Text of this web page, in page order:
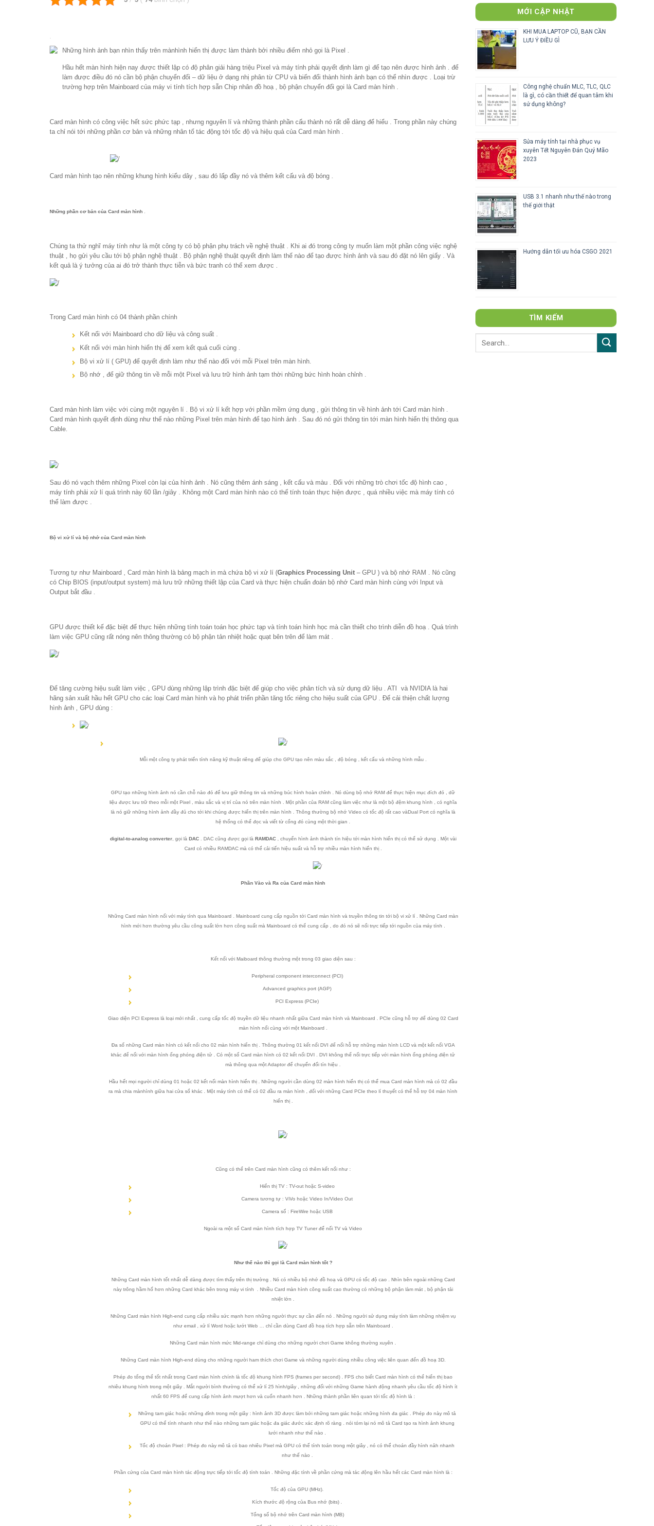
.
Những hình ảnh bạn nhìn thấy trên mànhình hiển thị được làm thành bởi nhiều điểm nhỏ gọi là Pixel .
Hầu hết màn hình hiện nay được thiết lập có độ phân giải hàng triệu Pixel và máy tính phải quyết định làm gì để tạo nên được hình ảnh . để
làm được điều đó nó cần bộ phận chuyển đổi – dữ liệu ở dạng nhị phân từ CPU và biến đổi thành hình ảnh bạn có thể nhìn được . Loại trừ
trường hợp trên Mainboard của máy vi tính tích hợp sẵn Chip nhân đồ hoạ , bộ phận chuyển đổi gọi là Card màn hình .
Card màn hình có công việc hết sức phức tạp , nhưng nguyên lí và những thành phần cấu thành nó rất dễ dàng để hiểu . Trong phần này chúng
ta chỉ nói tới những phần cơ bản và những nhân tố tác động tới tốc độ và hiệu quả của Card màn hình .
Card màn hình tạo nên những khung hình kiểu dây , sau đó lấp đầy nó và thêm kết cấu và độ bóng .
Những phần cơ bản của Card màn hình
Chúng ta thử nghĩ máy tính như là một công ty có bộ phận phụ trách về nghệ thuật . Khi ai đó trong công ty muốn làm một phần công việc nghệ
thuật , họ gửi yêu cầu tới bộ phận nghệ thuật . Bộ phận nghệ thuật quyết định làm thế nào để tạo được hình ảnh và sau đó đặt nó lên giấy . Và
kết quả là ý tưởng của ai đó trở thành thực tiễn và bức tranh có thể xem được .
Trong Card màn hình có 04 thành phần chính
Kết nối với Mainboard cho dữ liệu và công suất .
Kết nối với màn hình hiển thị để xem kết quả cuối cùng .
Bộ vi xử lí ( GPU) để quyết định làm như thế nào đối với mỗi Pixel trên màn hình.
Bộ nhớ , để giữ thông tin về mỗi một Pixel và lưu trữ hình ảnh tạm thời những bức hình hoàn chỉnh .
Card màn hình làm việc với cùng một nguyên lí . Bộ vi xử lí kết hợp với phần mềm ứng dụng , gửi thông tin về hình ảnh tới Card màn hình .
Card màn hình quyết định dùng như thế nào những Pixel trên màn hình để tạo hình ảnh . Sau đó nó gửi thông tin tới màn hình hiển thị thông qua
Cable.
Sau đó nó vạch thêm những Pixel còn lại của hình ảnh . Nó cũng thêm ánh sáng , kết cấu và màu . Đối với những trò chơi tốc độ hình cao ,
máy tính phải xử lí quá trình này 60 lần /giây . Không một Card màn hình nào có thể tính toán thực hiện được , quá nhiều việc mà máy tính có
thể làm được .
Bộ vi xử lí và bộ nhớ của Card màn hình
Tương tự như Mainboard , Card màn hình là bảng mạch in mà chứa bộ vi xử lí (Graphics Processing Unit – GPU ) và bộ nhớ RAM . Nó cũng
có Chip BIOS (input/output system) mà lưu trữ những thiết lập của Card và thực hiện chuẩn đoán bộ nhớ Card màn hình cùng với Input và
Output bắt đầu .
GPU được thiết kế đặc biệt để thực hiện những tính toán toán học phức tạp và tính toán hình học mà cần thiết cho trình diễn đồ hoạ . Quá trình
làm việc GPU cũng rất nóng nên thông thường có bộ phận tản nhiệt hoặc quạt bên trên để làm mát .
Để tăng cường hiệu suất làm việc , GPU dùng những lập trình đặc biệt để giúp cho việc phân tích và sử dụng dữ liệu . ATI và NVIDIA là hai
hãng sản xuất hầu hết GPU cho các loại Card màn hình và họ phát triển phần tăng tốc riêng cho hiệu suất của GPU . Để cải thiện chất lượng
hình ảnh , GPU dùng :
Mỗi một công ty phát triển tính năng kỹ thuật riêng để giúp cho GPU tạo nên màu sắc , độ bóng , kết cấu và những hình mẫu .
GPU tạo những hình ảnh nó cần chỗ nào đó để lưu giữ thông tin và những búc hình hoàn chỉnh . Nó dùng bộ nhớ RAM để thực hiện mục đích đó , dữ
liệu được lưu trữ theo mỗi một Pixel , màu sắc và vị trí của nó trên màn hình . Một phần của RAM cũng làm việc như là một bộ đệm khung hình , có nghĩa
là nó giữ những hình ảnh đầy đủ cho tới khi chúng được hiển thị trên màn hình . Thông thường bộ nhớ Video có tốc độ rất cao vàDual Portcó nghĩa là
hệ thống có thể đọc và viết từ cổng đó cùng một thời gian .
digital-to-analog converter, gọi là DAC. DAC cũng được gọi là RAMDAC, chuyển hình ảnh thành tín hiệu tới màn hình hiển thị có thể sử dụng . Một vài
Card có nhiều RAMDAC mà có thể cải tiến hiệu suất và hỗ trợ nhiều màn hình hiển thị .
Phần Vào và Ra của Card màn hình
Những Card màn hình nối với máy tính qua Mainboard . Mainboard cung cấp nguồn tới Card màn hình và truyền thông tin tới bộ vi xử lí . Những Card màn
hình mới hơn thường yêu cầu công suất lớn hơn công suất mà Mainboard có thể cung cấp , do đó nó sẽ nối trực tiếp tới nguồn của máy tính .
Kết nối với Maiboard thông thường một trong 03 giao diện sau :
Peripheral component interconnect (PCI)
Advanced graphics port (AGP)
PCI Express (PCIe)
Giao diện PCI Express là loại mới nhất , cung cấp tốc độ truyền dữ liệu nhanh nhất giữa Card màn hình và Mainboard . PCIe cũng hỗ trợ để dùng 02 Card
màn hình nối cùng với một Mainboard .
Đa số những Card màn hình có kết nối cho 02 màn hình hiển thị . Thông thường 01 kết nối DVI để nối hỗ trợ những màn hình LCD và một kết nối VGA
khác để nối với màn hình ống phóng điện tử . Có một số Card màn hình có 02 kết nối DVI . DVI không thể nối trực tiếp với màn hình ống phóng điện tử
mà thông qua một Adaptor để chuyển đổi tín hiệu .
Hầu hết mọi người chỉ dùng 01 hoặc 02 kết nối màn hình hiển thị . Những người cần dùng 02 màn hình hiển thị có thể mua Card màn hình mà có 02 đầu
ra mà chia mànhình giữa hai cửa sổ khác . Một máy tính có thể có 02 đầu ra màn hình , đối với những Card PCIe theo lí thuyết có thể hỗ trợ 04 màn hình
hiển thị .
Cũng có thể trên Card màn hình cũng có thêm kết nối như :
Hiển thị TV : TV-out hoặc S-video
Camera tương tự : ViVo hoặc Video In/Video Out
Camera số : FireWire hoặc USB
Ngoài ra một số Card màn hình tích hợp TV Tuner để nối TV và Video
Như thế nào thì gọi là Card màn hình tốt ?
Những Card màn hình tốt nhất dễ dàng được tìm thấy trên thị trường . Nó có nhiều bộ nhớ đồ hoạ và GPU có tốc độ cao . Nhìn bên ngoài những Card
này trông hầm hố hơn những Card khác bên trong máy vi tính . Nhiều Card màn hình công suất cao thường có những bộ phận làm mát , bộ phận tải
nhiệt lớn .
Những Card màn hình High-end cung cấp nhiều sức mạnh hơn những người thực sự cần đến nó . Những người sử dụng máy tính làm những nhiệm vụ
như email , xử lí Word hoặc lướt Web … chỉ cần dùng Card đồ hoạ tích hợp sẵn trên Mainboard .
Những Card màn hình mức Mid-range chỉ dùng cho những người chơi Game không thường xuyên .
Những Card màn hình High-end dùng cho những người ham thích chơi Game và những người dùng nhiều công việc liên quan đến đồ hoạ 3D.
Phép đo tổng thể tốt nhất trong Card màn hình chính là tốc độ khung hình FPS (frames per second) . FPS cho biết Card màn hình có thể hiển thị bao
nhiêu khung hình trong một giây . Mắt người bình thường có thể xử lí 25 hình/giây , những đối với những Game hành động nhanh yêu cầu tốc độ hình ít
nhất 60 FPS để cung cấp hình ảnh mượt hơn và cuốn nhanh hơn . Những thành phần liên quan tới tốc độ hình là :
Những tam giác hoặc những đỉnh trong một giây : hình ảnh 3D được làm bới những tam giác hoặc những hình đa giác . Phép đo này mô tả
GPU có thể tính nhanh như thế nào những tam giác hoặc đa giác đước xác định rõ ràng . nói tóm lại nó mô tả Card tạo ra hình ảnh khung
lưới nhanh như thế nào .
Tốc độ choán Pixel : Phép đo này mô tả có bao nhiêu Pixel mà GPU có thể tính toán trong một giây , nó có thể choán đầy hình nảh nhanh
như thế nào .
Phần cứng của Card màn hình tác động trực tiếp tới tốc độ tính toán . Những đặc tính về phần cứng mà tác động lên hầu hết các Card màn hình là :
Tốc độ của GPU (MHz).
Kích thước độ rộng của Bus nhớ (bits) .
Tổng số bộ nhớ trên Card màn hình (MB)
MỚI CẬP NHẬT
KHI MUA LAPTOP CŨ, BẠN CẦN
LƯU Ý ĐIỀU GÌ
Công nghệ chuẩn MLC, TLC, QLC
là gì, có cần thiết để quan tâm khi
sử dụng không?
Sửa máy tính tại nhà phục vụ
xuyên Tết Nguyên Đán Quý Mão
2023
USB 3.1 nhanh như thế nào trong
thế giới thật
Hướng dẫn tối ưu hóa CSGO 2021
TÌM KIẾM